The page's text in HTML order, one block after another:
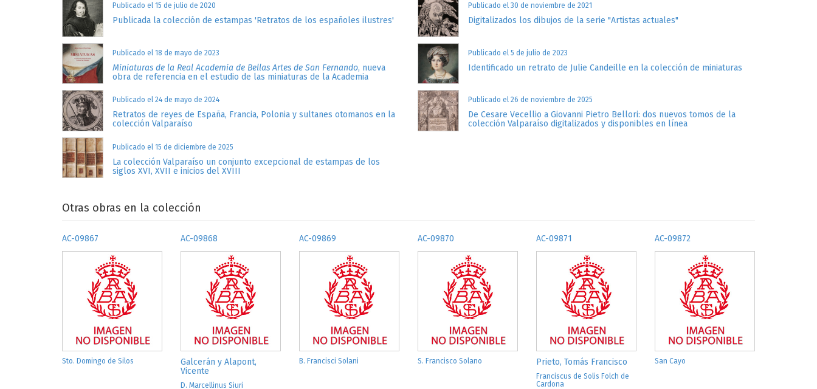
Publicado el 15 de julio de 2020
Publicada la colección de estampas 'Retratos de los españoles ilustres'
Publicado el 30 de noviembre de 2021
Digitalizados los dibujos de la serie "Artistas actuales"
Publicado el 18 de mayo de 2023
Miniaturas de la Real Academia de Bellas Artes de San Fernando, nueva
obra de referencia en el estudio de las miniaturas de la Academia
Publicado el 5 de julio de 2023
Identificado un retrato de Julie Candeille en la colección de miniaturas
Publicado el 24 de mayo de 2024
Retratos de reyes de España, Francia, Polonia y sultanes otomanos en la
colección Valparaíso
Publicado el 26 de noviembre de 2025
De Cesare Vecellio a Giovanni Pietro Bellori: dos nuevos tomos de la
colección Valparaíso digitalizados y disponibles en línea
Publicado el 15 de diciembre de 2025
La colección Valparaíso un conjunto excepcional de estampas de los
siglos XVI, XVII e inicios del XVIII
Otras obras en la colección
AC-09867
Sto. Domingo de Silos
AC-09868
Galcerán y Alapont,
Vicente
D. Marcellinus Siuri
AC-09869
B. Francisci Solani
AC-09870
S. Francisco Solano
AC-09871
Prieto, Tomás Francisco
Franciscus de Solis Folch de
Cardona
AC-09872
San Cayo